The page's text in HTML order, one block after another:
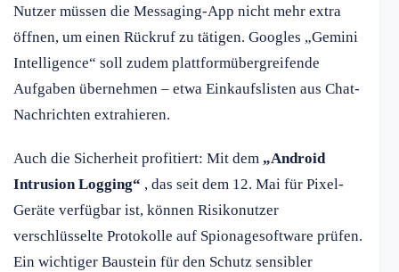
Nutzer müssen die Messaging-App nicht mehr extra
öffnen, um einen Rückruf zu tätigen. Googles „Gemini
Intelligence“ soll zudem plattformübergreifende
Aufgaben übernehmen – etwa Einkaufslisten aus Chat-
Nachrichten extrahieren.
Auch die Sicherheit profitiert: Mit dem „Android
Intrusion Logging“ , das seit dem 12. Mai für Pixel-
Geräte verfügbar ist, können Risikonutzer
verschlüsselte Protokolle auf Spionagesoftware prüfen.
Ein wichtiger Baustein für den Schutz sensibler